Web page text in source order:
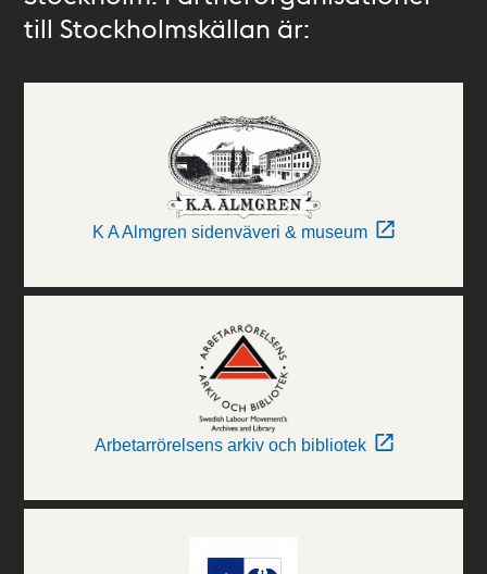
till Stockholmskällan är:
K A Almgren sidenväveri & museum
Arbetarrörelsens arkiv och bibliotek